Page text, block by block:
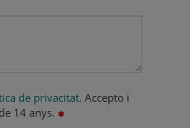
de privacitat. Accepto i
14 anys.